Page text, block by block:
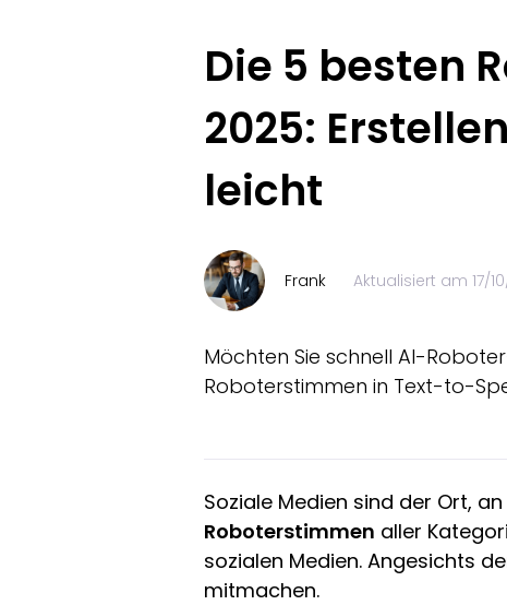
Die 5 besten
2025:
leicht
Frank Aktualisiert am 17/
Möchten Sie schnell AI-
Roboterstimmen in Text-to-
Soziale Medien sind der Ort,
Roboterstimmen aller
sozialen Medien. Angesichts
mitmachen.